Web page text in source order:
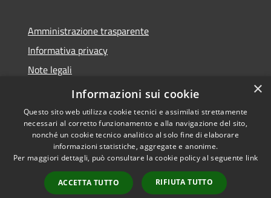
Amministrazione trasparente
Informativa privacy
Note legali
Dichiarazione di accessibilità
Accessibilità
Copyright © 2026 • Comune di
Retorbido • Powered by
Municipium•
Accesso
redazione
×
Informazioni sui cookie
Questo sito web utilizza cookie tecnici e assimilati strettamente
necessari al corretto funzionamento e alla navigazione del sito,
nonché un cookie tecnico analitico al solo fine di elaborare
informazioni statistiche, aggregate e anonime.
Per maggiori dettagli, può consultare la cookie policy al seguente link
ACCETTA TUTTO RIFIUTA TUTTO